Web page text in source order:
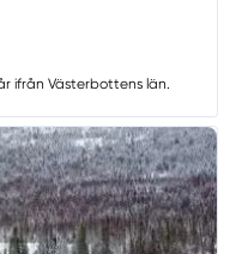
ifrån Västerbottens län.